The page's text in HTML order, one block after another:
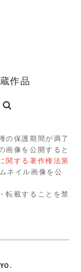
作品
の保護期間が満了
画像を公開すると
関する著作権法第
ネイル画像を公
転載することを禁